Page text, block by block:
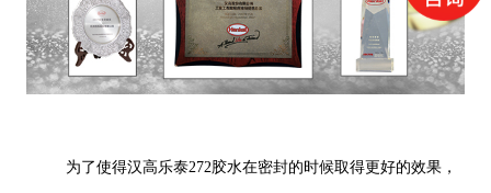
为了使得汉高乐泰272胶水在密封的时候取得更好的效果，